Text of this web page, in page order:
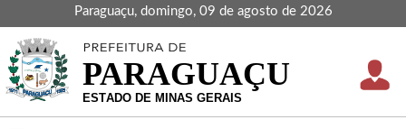
Paraguaçu, domingo, 09 de agosto de 2026